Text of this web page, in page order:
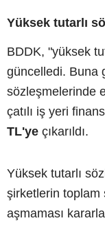
Yüksek tutarlı
BDDK, "yüksek
güncelledi. Buna
sözleşmelerinde
çatılı iş yeri
TL'ye çıkarıldı.
Yüksek tutarlı
şirketlerin toplam
aşmaması